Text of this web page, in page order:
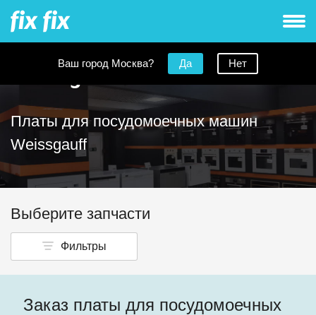
Ваш город Москва? Да Нет
Платы для посудомоечных машин
Weissgauff
Выберите запчасти
Фильтры
Заказ платы для посудомоечных